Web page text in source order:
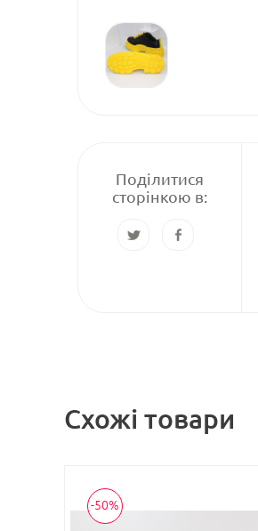
Поділитися
сторінкою в:
Схожі товари
-50%